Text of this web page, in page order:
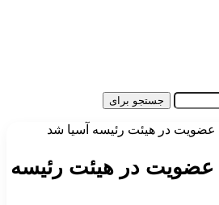
جستجو برای
عضویت در هیئت رئیسه آسیا شد
عضویت در هیئت رئیسه